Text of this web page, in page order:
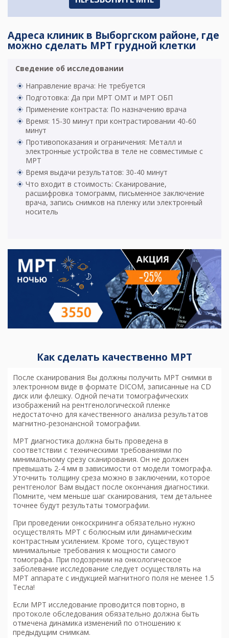
Адреса клиник в Выборгском районе, где
можно сделать МРТ грудной клетки
Сведение об исследовании
Направление врача: Не требуется
Подготовка: Да при МРТ ОМТ и МРТ ОБП
Применение контраста: По назначению врача
Время: 15-30 минут при контрастировании 40-60
минут
Противопоказания и ограничения: Металл и
электронные устройства в теле не совместимые с
МРТ
Время выдачи результатов: 30-40 минут
Что входит в стоимость: Сканирование,
расшифровка томограмм, письменное заключение
врача, запись снимков на пленку или электронный
носитель
Как сделать качественно МРТ
После сканирования Вы должны получить МРТ снимки в
электронном виде в формате DICOM, записанные на CD
диск или флешку. Одной печати томографических
изображений на рентгенологической пленке
недостаточно для качественного анализа результатов
магнитно-резонансной томографии.
МРТ диагностика должна быть проведена в
соответствии с техническими требованиями по
минимальному срезу сканирования. Он не должен
превышать 2-4 мм в зависимости от модели томографа.
Уточнить толщину среза можно в заключении, которое
рентгенолог Вам выдаст после окончания диагностики.
Помните, чем меньше шаг сканирования, тем детальнее
точнее будут результаты томографии.
При проведении онкоскрининга обязательно нужно
осуществлять МРТ с болюсным или динамическим
контрастным усилением. Кроме того, существуют
минимальные требования к мощности самого
томографа. При подозрении на онкологическое
заболевание исследование следует осуществлять на
МРТ аппарате с индукцией магнитного поля не менее 1.5
Тесла!
Если МРТ исследование проводится повторно, в
протоколе обследования обязательно должна быть
отмечена динамика изменений по отношению к
предыдущим снимкам.